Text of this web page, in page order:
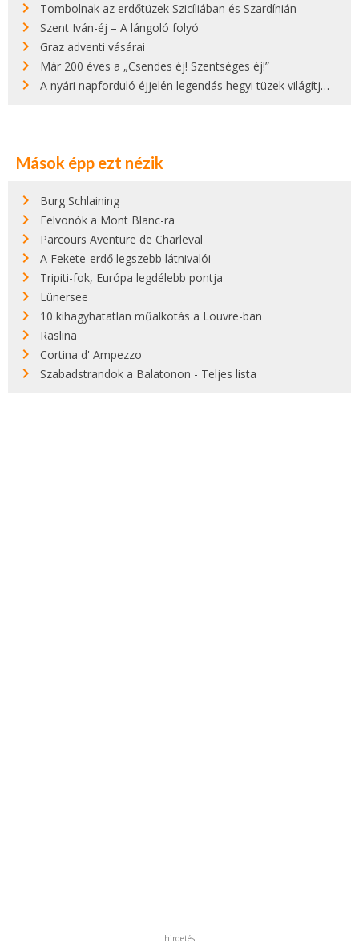
Tombolnak az erdőtüzek Szicíliában és Szardínián
Szent Iván-éj – A lángoló folyó
Graz adventi vásárai
Már 200 éves a „Csendes éj! Szentséges éj!”
A nyári napforduló éjjelén legendás hegyi tüzek világítják meg Zugspitzét
Mások épp ezt nézik
Burg Schlaining
Felvonók a Mont Blanc-ra
Parcours Aventure de Charleval
A Fekete-erdő legszebb látnivalói
Tripiti-fok, Európa legdélebb pontja
Lünersee
10 kihagyhatatlan műalkotás a Louvre-ban
Raslina
Cortina d' Ampezzo
Szabadstrandok a Balatonon - Teljes lista
hirdetés